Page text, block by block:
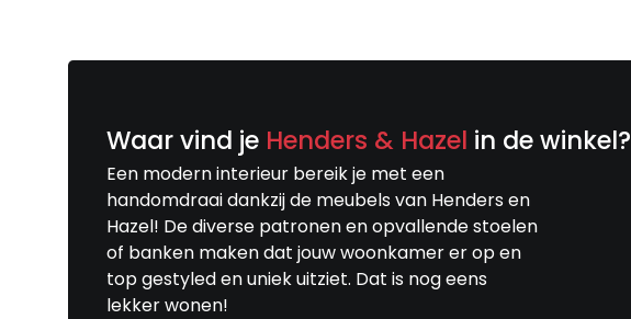
Waar vind je Henders & Hazel in de winkel?
Een modern interieur bereik je met een
handomdraai dankzij de meubels van Henders en
Hazel! De diverse patronen en opvallende stoelen
of banken maken dat jouw woonkamer er op en
top gestyled en uniek uitziet. Dat is nog eens
lekker wonen!